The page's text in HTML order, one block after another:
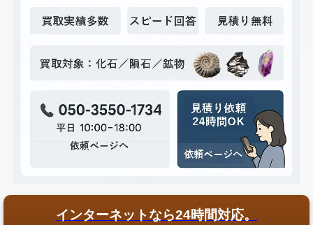
インターネットなら24時間対応。